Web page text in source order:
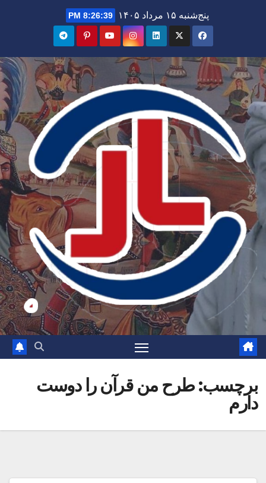
پنج‌شنبه ۱۵ مرداد ۱۴۰۵ 8:26:40 PM
برچسب:طرح من قرآن را دوست
دارم